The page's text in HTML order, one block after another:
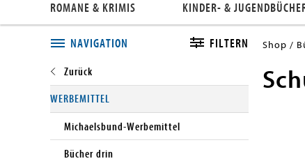
ROMANE & KRIMIS KINDER- &
NAVIGATION FILTERN
Close submenu
WERBEMITTEL
Michaelsbund-Werbemittel
Bücher drin
Shop